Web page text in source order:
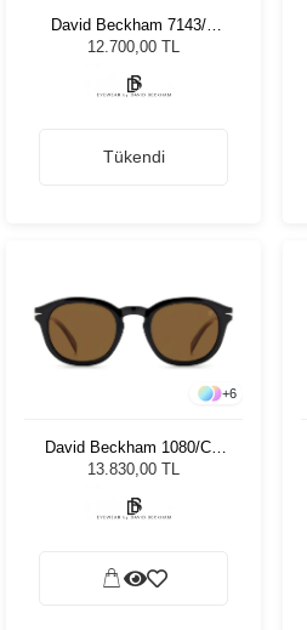
David Beckham 7143/C
807 21 8503251 Unisex
12.700,00 TL
Tükendi
+6
David Beckham 1080/CS
05K99 49 Unisex Güneş
13.830,00 TL